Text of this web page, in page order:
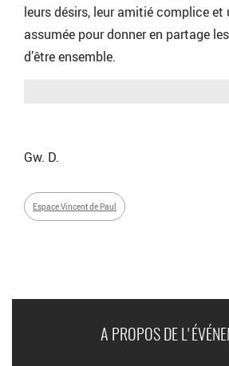
leurs désirs, leur amitié complice et
assumée pour donner en partage
d’être ensemble.
Gw. D.
Espace Vincent de Paul
A PROPOS DE